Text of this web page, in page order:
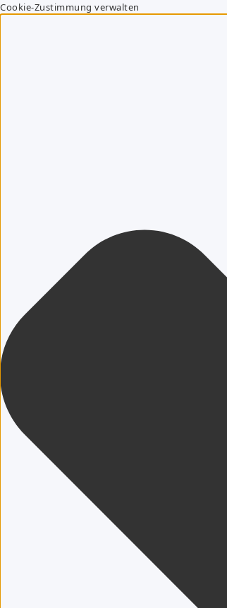
Cookie-Zustimmung verwalten